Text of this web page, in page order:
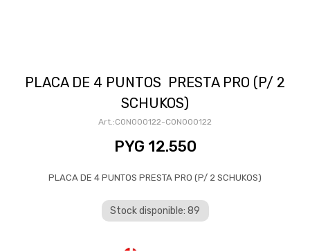
PLACA DE 4 PUNTOS PRESTA PRO (P/ 2
SCHUKOS)
CON000122-CON000122
PYG 12.550
PLACA DE 4 PUNTOS PRESTA PRO (P/ 2 SCHUKOS)
Stock disponible: 89